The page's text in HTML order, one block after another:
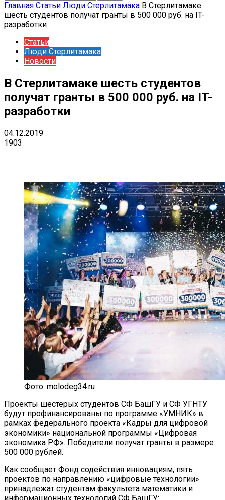
Главная Статьи Люди Стерлитамака В Стерлитамаке
шесть студентов получат гранты в 500 000 руб. на IT-
разработки
Статьи
Люди Стерлитамака
Новости
В Стерлитамаке шесть студентов
получат гранты в 500 000 руб. на IT-
разработки
04.12.2019
1903
Фото: molodeg34.ru
Проекты шестерых студентов СФ БашГУ и СФ УГНТУ
будут профинансированы по программе «УМНИК» в
рамках федерального проекта «Кадры для цифровой
экономики» национальной программы «Цифровая
экономика РФ». Победители получат гранты в размере
500 000 рублей.
Как сообщает Фонд содействия инновациям, пять
проектов по направлению «цифровые технологии»
принадлежат студентам факультета математики и